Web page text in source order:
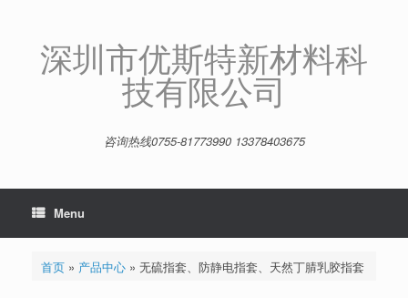
深圳市优斯特新材料科
技有限公司
咨询热线0755-81773990 13378403675
Menu
首页» 产品中心» 无硫指套、防静电指套、天然丁腈乳胶指套